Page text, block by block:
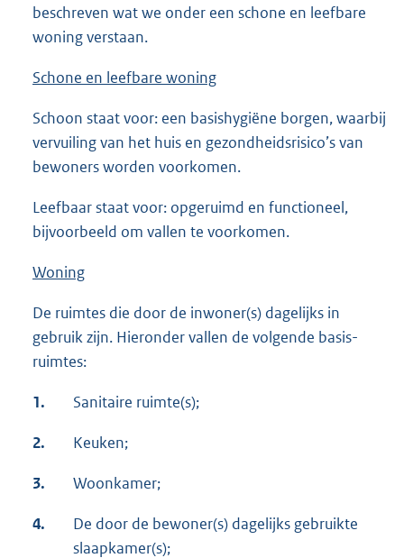
beschreven wat we onder een schone en leefbare
woning verstaan.
Schone en leefbare woning
Schoon staat voor: een basishygiëne borgen, waarbij
vervuiling van het huis en gezondheidsrisico’s van
bewoners worden voorkomen.
Leefbaar staat voor: opgeruimd en functioneel,
bijvoorbeeld om vallen te voorkomen.
Woning
De ruimtes die door de inwoner(s) dagelijks in
gebruik zijn. Hieronder vallen de volgende basis-
ruimtes:
1. Sanitaire ruimte(s);
2. Keuken;
3. Woonkamer;
4.
De door de bewoner(s) dagelijks gebruikte
slaapkamer(s);